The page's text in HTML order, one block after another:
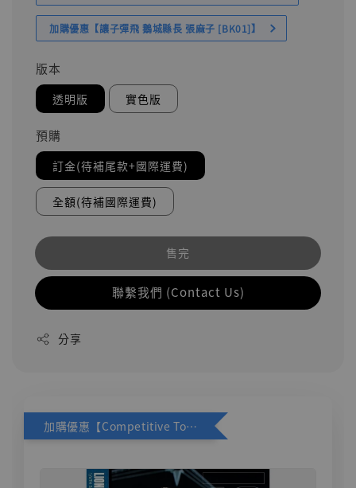
加購優惠【讓子彈飛 鵝城縣長 張麻子 [BK01]】
版本
透明版 實色版
預購
訂金(待補尾款+國際運費)
全額(待補國際運費)
售完
聯繫我們 (Contact Us)
分享
加購優惠【Competitive Toys 梅西 [CM001]】